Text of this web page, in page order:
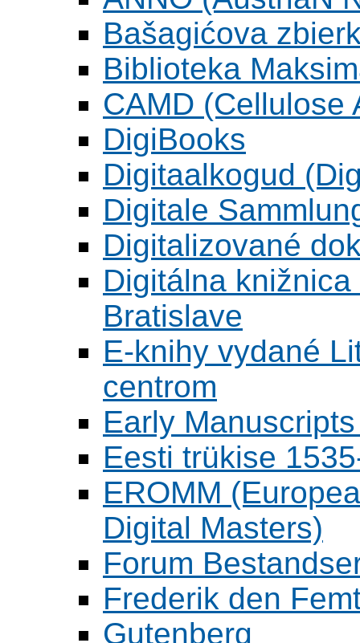
Bašagićova
Biblioteka
CAMD (Cellulose
DigiBooks
Digitaalkogud
Digitale
Digitalizované
Digitálna
Bratislave
E-knihy vydané
centrom
Early
Eesti trükise
EROMM
Digital Masters)
Forum
Frederik den
Gutenberg